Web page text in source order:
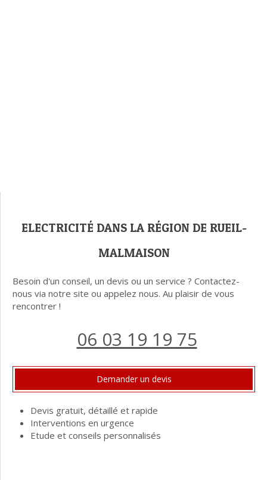
ELECTRICITÉ DANS LA RÉGION DE RUEIL-
MALMAISON
Besoin d'un conseil, un devis ou un service ? Contactez-
nous via notre site ou appelez nous. Au plaisir de vous
rencontrer !
06 03 19 19 75
Demander un devis
Devis gratuit, détaillé et rapide
Interventions en urgence
Etude et conseils personnalisés